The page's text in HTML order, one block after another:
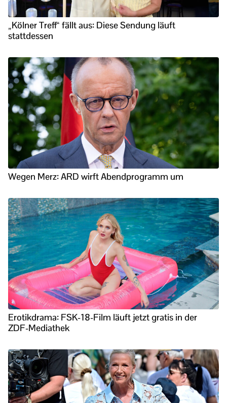
„Kölner Treff“ fällt aus: Diese Sendung läuft
stattdessen
Wegen Merz: ARD wirft Abendprogramm um
Erotikdrama: FSK-18-Film läuft jetzt gratis in der
ZDF-Mediathek